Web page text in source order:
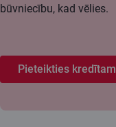
būvniecību, kad vēlies.
Pieteikties kredītam